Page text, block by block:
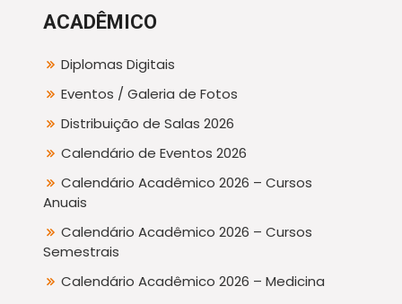
ACADÊMICO
Diplomas Digitais
Eventos / Galeria de Fotos
Distribuição de Salas 2026
Calendário de Eventos 2026
Calendário Acadêmico 2026 – Cursos
Anuais
Calendário Acadêmico 2026 – Cursos
Semestrais
Calendário Acadêmico 2026 – Medicina